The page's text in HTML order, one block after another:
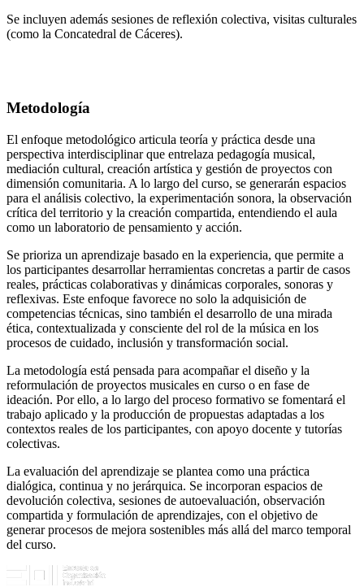
Se incluyen además sesiones de reflexión colectiva, visitas culturales
(como la Concatedral de Cáceres).
Metodología
El enfoque metodológico articula teoría y práctica desde una
perspectiva interdisciplinar que entrelaza pedagogía musical,
mediación cultural, creación artística y gestión de proyectos con
dimensión comunitaria. A lo largo del curso, se generarán espacios
para el análisis colectivo, la experimentación sonora, la observación
crítica del territorio y la creación compartida, entendiendo el aula
como un laboratorio de pensamiento y acción.
Se prioriza un aprendizaje basado en la experiencia, que permite a
los participantes desarrollar herramientas concretas a partir de casos
reales, prácticas colaborativas y dinámicas corporales, sonoras y
reflexivas. Este enfoque favorece no solo la adquisición de
competencias técnicas, sino también el desarrollo de una mirada
ética, contextualizada y consciente del rol de la música en los
procesos de cuidado, inclusión y transformación social.
La metodología está pensada para acompañar el diseño y la
reformulación de proyectos musicales en curso o en fase de
ideación. Por ello, a lo largo del proceso formativo se fomentará el
trabajo aplicado y la producción de propuestas adaptadas a los
contextos reales de los participantes, con apoyo docente y tutorías
colectivas.
La evaluación del aprendizaje se plantea como una práctica
dialógica, continua y no jerárquica. Se incorporan espacios de
devolución colectiva, sesiones de autoevaluación, observación
compartida y formulación de aprendizajes, con el objetivo de
generar procesos de mejora sostenibles más allá del marco temporal
del curso.